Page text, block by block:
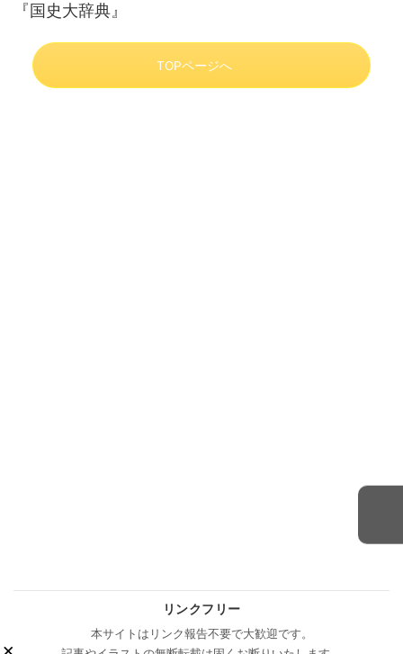
『国史大辞典』
TOPページへ
リンクフリー
本サイトはリンク報告不要で大歓迎です。